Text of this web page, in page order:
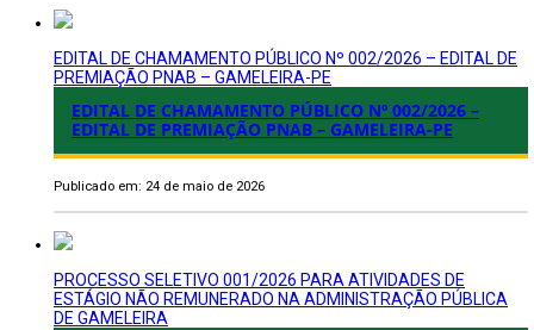
EDITAL DE CHAMAMENTO PÚBLICO Nº 002/2026 – EDITAL DE
PREMIAÇÃO PNAB – GAMELEIRA-PE
EDITAL DE CHAMAMENTO PÚBLICO Nº 002/2026 –
EDITAL DE PREMIAÇÃO PNAB – GAMELEIRA-PE
Publicado em: 24 de maio de 2026
PROCESSO SELETIVO 001/2026 PARA ATIVIDADES DE
ESTÁGIO NÃO REMUNERADO NA ADMINISTRAÇÃO PÚBLICA
DE GAMELEIRA